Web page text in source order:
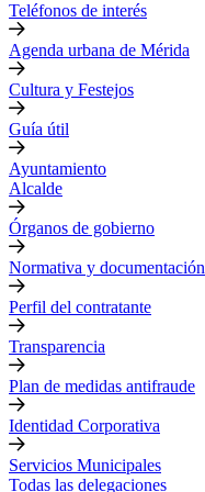
Teléfonos de interés
Agenda urbana de Mérida
Cultura y Festejos
Guía útil
Ayuntamiento
Alcalde
Órganos de gobierno
Normativa y documentación
Perfil del contratante
Transparencia
Plan de medidas antifraude
Identidad Corporativa
Servicios Municipales
Todas las delegaciones